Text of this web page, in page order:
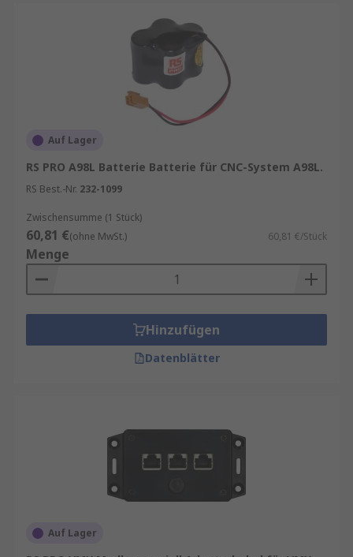
Auf Lager
RS PRO A98L Batterie Batterie für CNC-System A98L.
RS Best.-Nr. 232-1099
Zwischensumme (1 Stück)
60,81 €(ohne MwSt.) 60,81 €/Stück
Menge
Hinzufügen
Datenblätter
Auf Lager